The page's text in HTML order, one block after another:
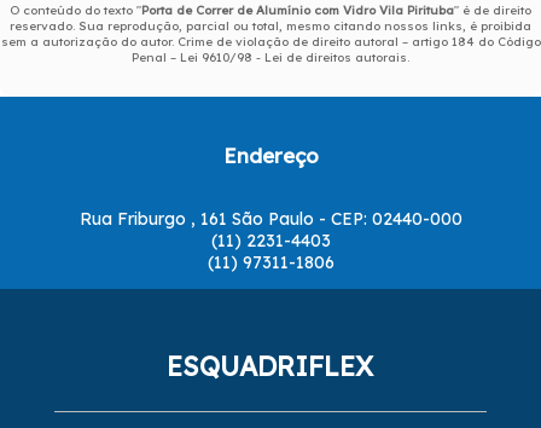
O conteúdo do texto "Porta de Correr de Alumínio com Vidro Vila Pirituba" é de direito
reservado. Sua reprodução, parcial ou total, mesmo citando nossos links, é proibida
sem a autorização do autor. Crime de violação de direito autoral – artigo 184 do Código
Penal – Lei 9610/98 - Lei de direitos autorais
Endereço
Rua Friburgo , 161 São Paulo - CEP: 02440-000
(11) 2231-4403
(11) 97311-1806
ESQUADRIFLEX